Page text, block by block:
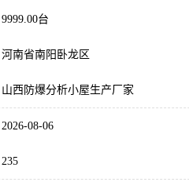
9999.00台
河南省南阳卧龙区
山西防爆分析小屋生产厂家
2026-08-06
235